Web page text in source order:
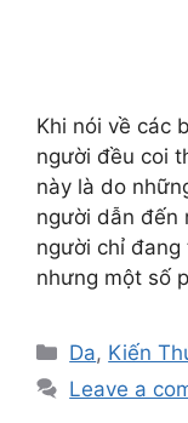
Khi nói về các
người đều coi
này là do
người dẫn đến
người chỉ đang
nhưng một số
Da, Kiến
Leave a